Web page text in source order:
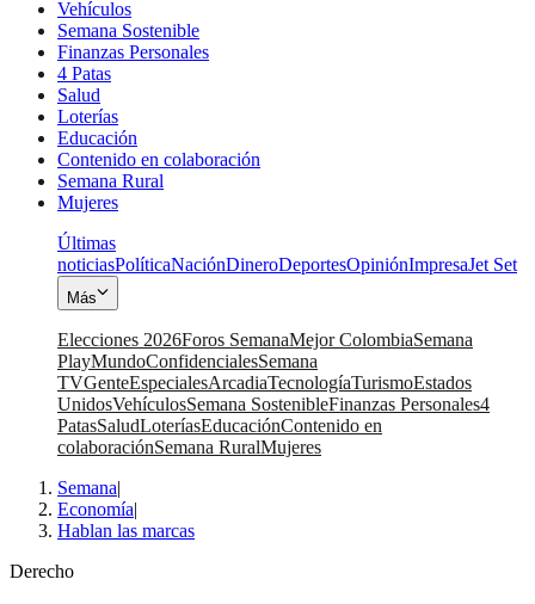
Vehículos
Semana Sostenible
Finanzas Personales
4 Patas
Salud
Loterías
Educación
Contenido en colaboración
Semana Rural
Mujeres
Últimas
noticiasPolíticaNaciónDineroDeportesOpiniónImpresaJet Set
Más
Elecciones 2026Foros SemanaMejor ColombiaSemana
PlayMundoConfidencialesSemana
TVGenteEspecialesArcadiaTecnologíaTurismoEstados
UnidosVehículosSemana SostenibleFinanzas Personales4
PatasSaludLoteríasEducaciónContenido en
colaboraciónSemana RuralMujeres
Semana|
Economía|
Hablan las marcas
Derecho